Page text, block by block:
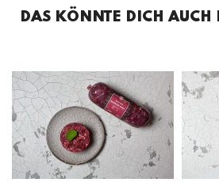
DAS KÖNNTE DICH AUCH